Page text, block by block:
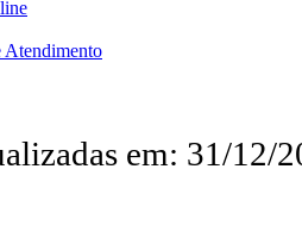
Atendimento
em: 31/12/